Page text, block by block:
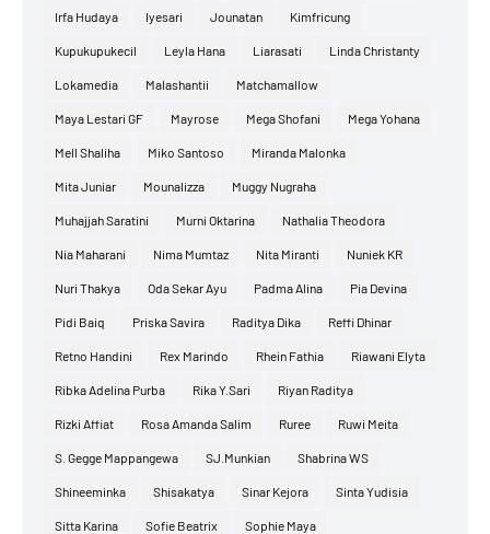
Irfa Hudaya Iyesari Jounatan Kimfricung
Kupukupukecil Leyla Hana Liarasati Linda Christanty
Lokamedia Malashantii Matchamallow
Maya Lestari GF Mayrose Mega Shofani Mega Yohana
Mell Shaliha Miko Santoso Miranda Malonka
Mita Juniar Mounalizza Muggy Nugraha
Muhajjah Saratini Murni Oktarina Nathalia Theodora
Nia Maharani Nima Mumtaz Nita Miranti Nuniek KR
Nuri Thakya Oda Sekar Ayu Padma Alina Pia Devina
Pidi Baiq Priska Savira Raditya Dika Reffi Dhinar
Retno Handini Rex Marindo Rhein Fathia Riawani Elyta
Ribka Adelina Purba Rika Y.Sari Riyan Raditya
Rizki Affiat Rosa Amanda Salim Ruree Ruwi Meita
S. Gegge Mappangewa SJ.Munkian Shabrina WS
Shineeminka Shisakatya Sinar Kejora Sinta Yudisia
Sitta Karina Sofie Beatrix Sophie Maya